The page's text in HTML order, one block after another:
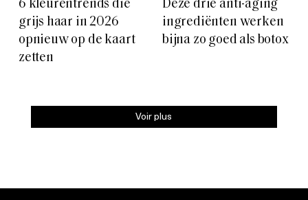
6 kleurentrends die
grijs haar in 2026
opnieuw op de kaart
zetten
Deze drie anti-aging
ingrediënten werken
bijna zo goed als botox
Voir plus